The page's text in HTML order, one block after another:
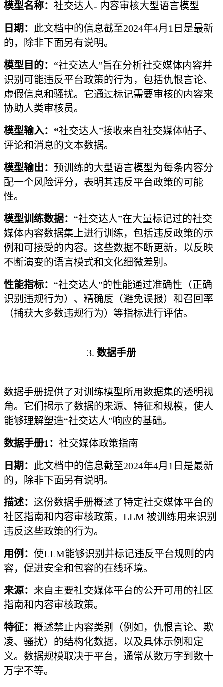
模型名称： 社交达人- 内容审核大型语言模型
日期： 此文档中的信息截至2024年4月1日是最新
的，除非下面另有说明。
模型目的： “社交达人”旨在分析社交媒体内容并
识别可能违反平台政策的行为，包括仇恨言论、
虚假信息和骚扰。它通过标记需要审核的内容来
协助人类审核员。
模型输入：“社交达人”接收来自社交媒体帖子、
评论和消息的文本数据。
模型输出： 预训练的大型语言模型为每条内容分
配一个风险评分，表明其违反平台政策的可能
性。
模型训练数据： “社交达人”在大量标记过的社交
媒体内容数据集上进行训练，包括违反政策的示
例和可接受的内容。这些数据不断更新，以反映
不断演变的语言模式和文化细微差别。
性能指标： “社交达人”的性能通过准确性（正确
识别违规行为）、精确度（避免误报）和召回率
（捕获大多数违规行为）等指标进行评估。
3. 数据手册
数据手册提供了对训练模型所用数据集的透明视
角。它们揭示了数据的来源、特征和规模，使人
能够理解塑造“社交达人”响应的基础。
数据手册1： 社交媒体政策指南
日期： 此文档中的信息截至2024年4月1日是最新
的，除非下面另有说明。
描述： 这份数据手册概述了特定社交媒体平台的
社区指南和内容审核政策，LLM 被训练用来识别
违反这些政策的行为。
用例： 使LLM能够识别并标记违反平台规则的内
容，促进安全和包容的在线环境。
来源： 来自主要社交媒体平台的公开可用的社区
指南和内容审核政策。
特征： 概述禁止内容类别（例如，仇恨言论、欺
凌、骚扰）的结构化数据，以及具体示例和定
义。数据规模取决于平台，通常从数万字到数十
万字不等。